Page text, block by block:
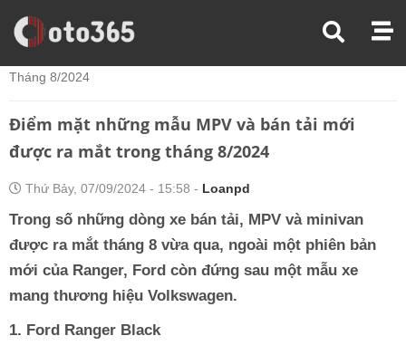
Trang Chủ
Tin Xe
Tháng 8/2024
Điểm mặt những mẫu MPV và bán tải mới
được ra mắt trong tháng 8/2024
Thứ Bảy, 07/09/2024 - 15:58 - Loanpd
Trong số những dòng xe bán tải, MPV và minivan
được ra mắt tháng 8 vừa qua, ngoài một phiên bản
mới của Ranger, Ford còn đứng sau một mẫu xe
mang thương hiệu Volkswagen.
1. Ford Ranger Black